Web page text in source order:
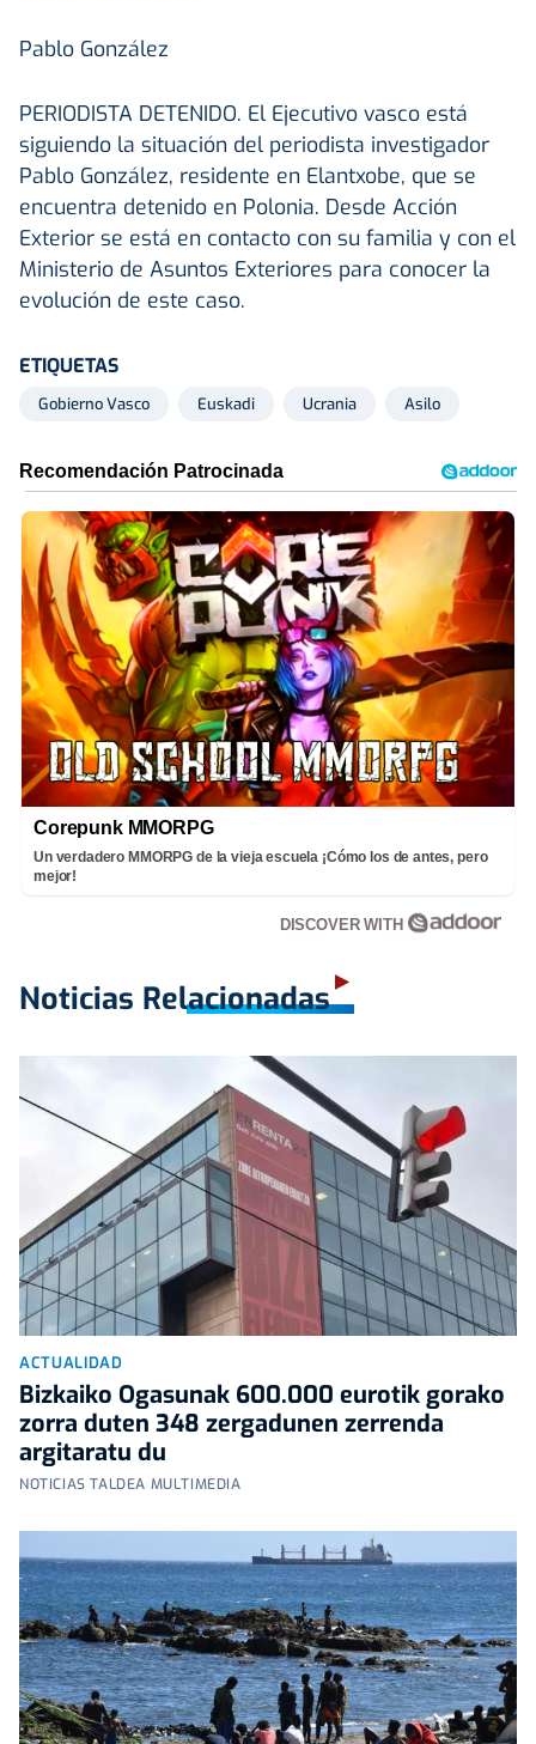
Pablo González
PERIODISTA DETENIDO. El Ejecutivo vasco está
siguiendo la situación del periodista investigador
Pablo González, residente en Elantxobe, que se
encuentra detenido en Polonia. Desde Acción
Exterior se está en contacto con su familia y con el
Ministerio de Asuntos Exteriores para conocer la
evolución de este caso.
ETIQUETAS
Gobierno Vasco Euskadi Ucrania Asilo
Corepunk MMORPG
Un verdadero MMORPG de la vieja escuela ¡Cómo los de antes, pero
mejor!
DISCOVER WITH
Noticias Relacionadas
ACTUALIDAD
Bizkaiko Ogasunak 600.000 eurotik gorako
zorra duten 348 zergadunen zerrenda
argitaratu du
NOTICIAS TALDEA MULTIMEDIA